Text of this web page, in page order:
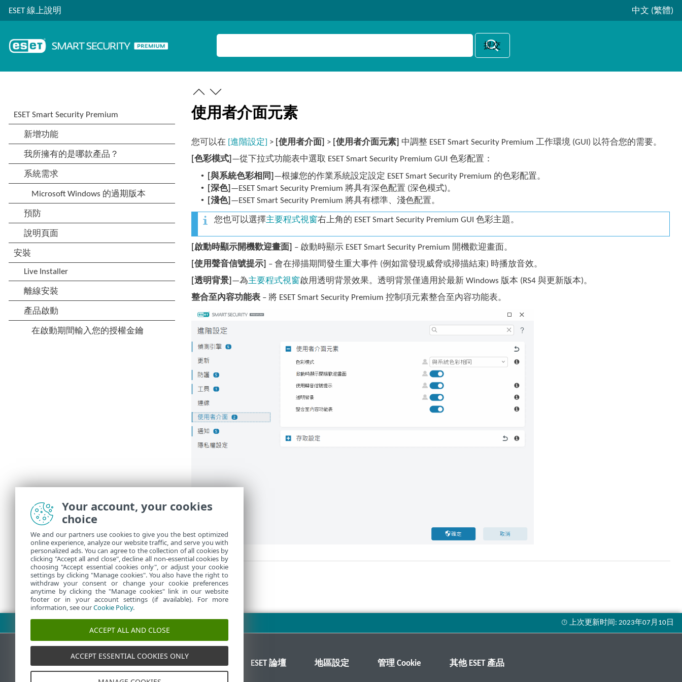
ESET 線上說明 中文 (繁體)
使用者介面元素
您可以在 [進階設定] > [使用者介面] > [使用者介面元素]
中調整 ESET Smart Security Premium 工作環境 (GUI) 以符合您的需要。
[色彩模式] —從下拉式功能表中選取 ESET Smart Security Premium GUI 色彩配置：
• [與系統色彩相同] —根據您的作業系統設定設定 ESET Smart Security Premium 的色彩配置。
• [深色] —ESET Smart Security Premium 將具有深色配置 (深色模式)。
• [淺色] —ESET Smart Security Premium 將具有標準、淺色配置。
您也可以選擇主要程式視窗右上角的 ESET Smart Security Premium GUI 色彩主題。
[啟動時顯示開機歡迎畫面]
– 啟動時顯示 ESET Smart Security Premium 開機歡迎畫面。
[使用聲音信號提示]
– 會在掃描期間發生重大事件 (例如當發現威脅或掃描結束) 時播放音效。
[透明背景] —為主要程式視窗啟用透明背景效果。透明背景僅適用於最新 Windows 版本 (RS4 與更新版本)。
整合至內容功能表 – 將 ESET Smart Security Premium 控制項元素整合至內容功能表。
下載 PDF
ESET 論壇 地區設定 管理 Cookie 其他 ESET 產品
Your account, your cookies
choice
We and our partners use cookies to give you the best optimized
online experience, analyze our website traffic, and serve you with
personalized ads. You can agree to the collection of all cookies by
clicking "Accept all and close", decline all non-essential cookies by
choosing "Accept essential cookies only", or adjust your cookie
settings by clicking "Manage cookies". You also have the right to
withdraw your consent or change your cookie preferences
anytime by clicking the "Manage cookies" link in our website
footer or in your account settings (if available). For more
information, see ourCookie Policy.
ACCEPT ALL AND CLOSE
ACCEPT ESSENTIAL COOKIES ONLY